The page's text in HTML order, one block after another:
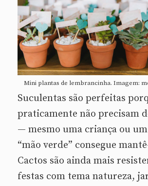
Mini plantas de lembrancinha. Imagem:
Suculentas são perfeitas
praticamente não precisam
— mesmo uma criança ou
“mão verde” consegue
Cactos são ainda mais
festas com tema natureza,